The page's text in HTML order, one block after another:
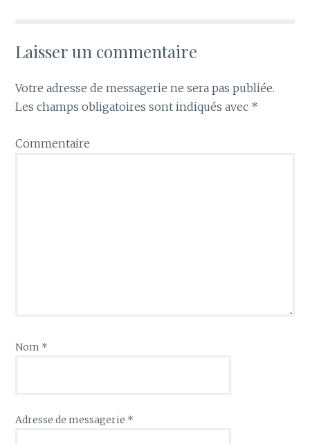
Laisser un commentaire
Votre adresse de messagerie ne sera pas publiée.
Les champs obligatoires sont indiqués avec *
Commentaire
Nom *
Adresse de messagerie *